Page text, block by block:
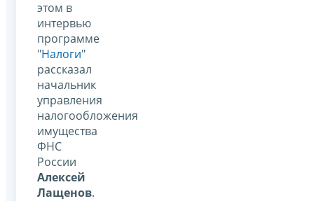
этом в
интервью
программе
"Налоги"
рассказал
начальник
управления
налогообложения
имущества
ФНС
России
Алексей
Лащенов.